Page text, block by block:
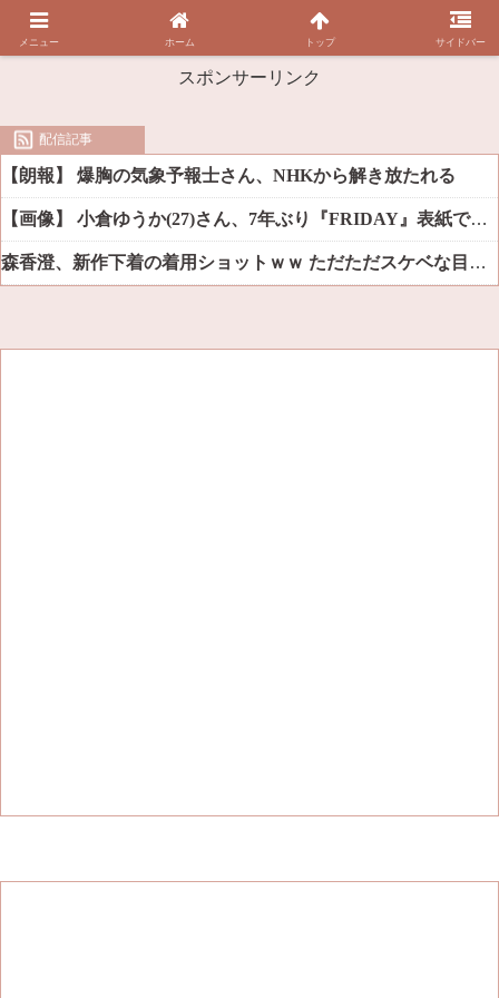
スポンサーリンク
配信記事
【朗報】 爆胸の気象予報士さん、NHKから解き放たれる
【画像】 小倉ゆうか(27)さん、7年ぶり『FRIDAY』表紙で神ボディ大解放
森香澄、新作下着の着用ショットｗｗ ただただスケベな目でしか見れんだろ！！
メニュー ホーム トップ サイドバー